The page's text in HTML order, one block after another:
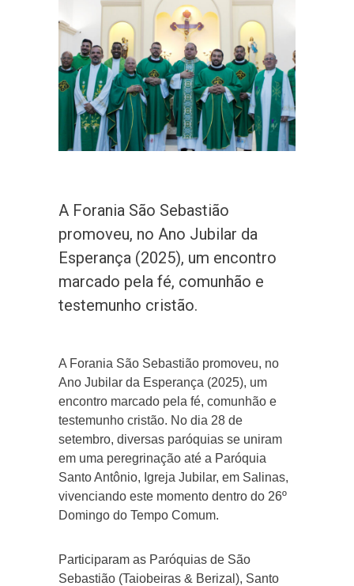
A Forania São Sebastião
promoveu, no Ano Jubilar da
Esperança (2025), um encontro
marcado pela fé, comunhão e
testemunho cristão.
A Forania São Sebastião promoveu, no
Ano Jubilar da Esperança (2025), um
encontro marcado pela fé, comunhão e
testemunho cristão. No dia 28 de
setembro, diversas paróquias se uniram
em uma peregrinação até a Paróquia
Santo Antônio, Igreja Jubilar, em Salinas,
vivenciando este momento dentro do 26º
Domingo do Tempo Comum.
Participaram as Paróquias de São
Sebastião (Taiobeiras & Berizal), Santo